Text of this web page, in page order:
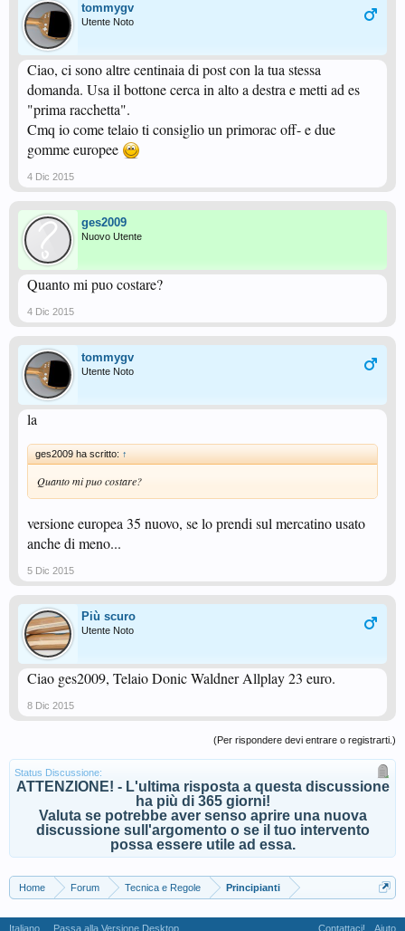
tommygv
Utente Noto
Ciao, ci sono altre centinaia di post con la tua stessa
domanda. Usa il bottone cerca in alto a destra e metti ad es
"prima racchetta".
Cmq io come telaio ti consiglio un primorac off- e due
gomme europee
4 Dic 2015
ges2009
Nuovo Utente
Quanto mi puo costare?
4 Dic 2015
tommygv
Utente Noto
la
ges2009 ha scritto: ↑
Quanto mi puo costare?
versione europea 35 nuovo, se lo prendi sul mercatino usato
anche di meno...
5 Dic 2015
Più scuro
Utente Noto
Ciao ges2009, Telaio Donic Waldner Allplay 23 euro.
8 Dic 2015
(Per rispondere devi entrare o registrarti.)
Status Discussione:
ATTENZIONE! - L'ultima risposta a questa discussione
ha più di 365 giorni!
Valuta se potrebbe aver senso aprire una nuova
discussione sull'argomento o se il tuo intervento
possa essere utile ad essa.
Home Forum Tecnica e Regole Principianti
Italiano Passa alla Versione Desktop Contattaci! Aiuto